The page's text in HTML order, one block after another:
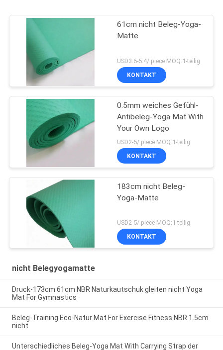
61cm nicht Beleg-Yoga-
Matte
USD3.6-5.4/ piece MOQ:1-teilig
KONTAKT
0.5mm weiches Gefühl-
Antibeleg-Yoga Mat With
Your Own Logo
USD2-5/ piece MOQ:1-teilig
KONTAKT
183cm nicht Beleg-
Yoga-Matte
USD2-5/ piece MOQ:1-teilig
KONTAKT
nicht Belegyogamatte
Druck-173cm 61cm NBR Naturkautschuk gleiten nicht Yoga
Mat For Gymnastics
Beleg-Training Eco-Natur Mat For Exercise Fitness NBR 1.5cm
nicht
Unterschiedliches Beleg-Yoga Mat With Carrying Strap der